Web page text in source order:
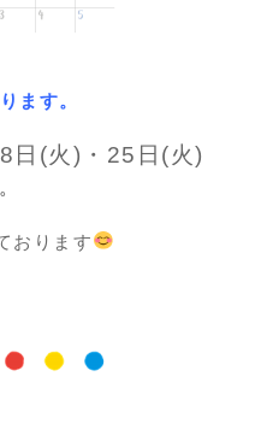
ます。
日(火)・25日(火)
おります